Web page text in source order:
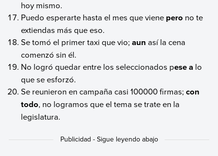
hoy mismo.
Puedo esperarte hasta el mes que viene pero no te
extiendas más que eso.
Se tomó el primer taxi que vio;aunasí la cena
comenzó sin él.
No logró quedar entre los seleccionados pese a lo
que se esforzó.
Se reunieron en campaña casi 100000 firmas;con
todo, no logramos que el tema se trate en la
legislatura.